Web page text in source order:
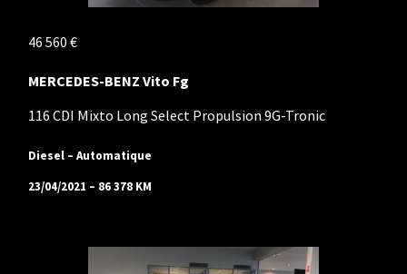
46 560 €
MERCEDES-BENZ Vito Fg
116 CDI Mixto Long Select Propulsion 9G-Tronic
Diesel – Automatique
23/04/2021 – 86 378 KM